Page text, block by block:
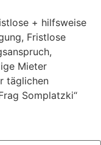
+ hilfsweise
, Fristlose
,
Mieter
täglichen
Somplatzki“